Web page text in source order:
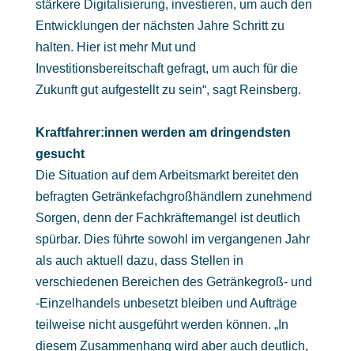
stärkere Digitalisierung, investieren, um auch den
Entwicklungen der nächsten Jahre Schritt zu
halten. Hier ist mehr Mut und
Investitionsbereitschaft gefragt, um auch für die
Zukunft gut aufgestellt zu sein“, sagt Reinsberg.
Kraftfahrer:innen werden am dringendsten
gesucht
Die Situation auf dem Arbeitsmarkt bereitet den
befragten Getränkefachgroßhändlern zunehmend
Sorgen, denn der Fachkräftemangel ist deutlich
spürbar. Dies führte sowohl im vergangenen Jahr
als auch aktuell dazu, dass Stellen in
verschiedenen Bereichen des Getränkegroß- und
-Einzelhandels unbesetzt bleiben und Aufträge
teilweise nicht ausgeführt werden können. „In
diesem Zusammenhang wird aber auch deutlich,